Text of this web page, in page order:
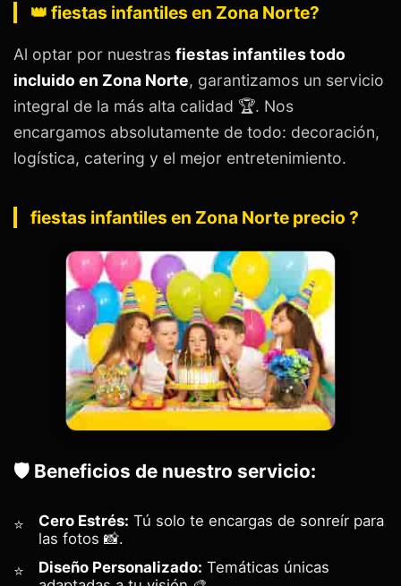
👑 fiestas infantiles en Zona Norte?
Al optar por nuestras fiestas infantiles todo
incluido en Zona Norte, garantizamos un servicio
integral de la más alta calidad 🏆. Nos
encargamos absolutamente de todo: decoración,
logística, catering y el mejor entretenimiento.
fiestas infantiles en Zona Norte precio ?
🛡️ Beneficios de nuestro servicio:
Cero Estrés: Tú solo te encargas de sonreír para
las fotos 📸.
Diseño Personalizado: Temáticas únicas